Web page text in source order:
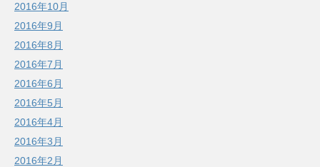
2016年10月
2016年9月
2016年8月
2016年7月
2016年6月
2016年5月
2016年4月
2016年3月
2016年2月